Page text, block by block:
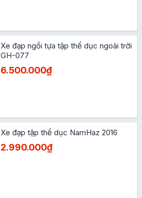
Xe đạp ngồi tựa tập thể dục ngoài trời
GH-077
6.500.000₫
Xe đạp tập thể dục NamHaz 2016
2.990.000₫